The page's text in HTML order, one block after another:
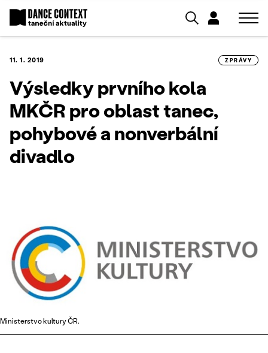
11. 1. 2019 ZPRÁVY
Výsledky prvního kola
MKČR pro oblast tanec,
pohybové a nonverbální
divadlo
Ministerstvo kultury ČR.